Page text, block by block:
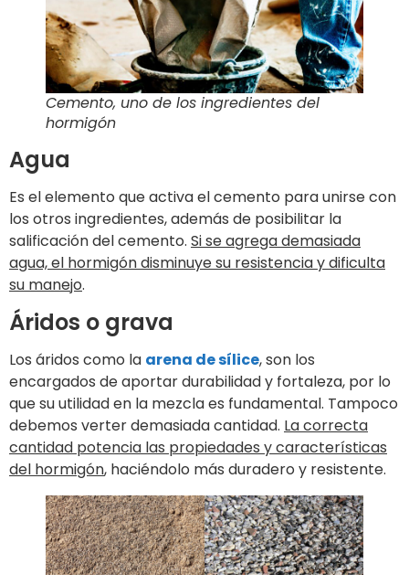
Cemento, uno de los ingredientes del
hormigón
Agua
Es el elemento que activa el cemento para unirse con
los otros ingredientes, además de posibilitar la
salificación del cemento. Si se agrega demasiada
agua, el hormigón disminuye su resistencia y dificulta
su manejo.
Áridos o grava
Los áridos como la arena de sílice, son los
encargados de aportar durabilidad y fortaleza, por lo
que su utilidad en la mezcla es fundamental. Tampoco
debemos verter demasiada cantidad. La correcta
cantidad potencia las propiedades y características
del hormigón, haciéndolo más duradero y resistente.